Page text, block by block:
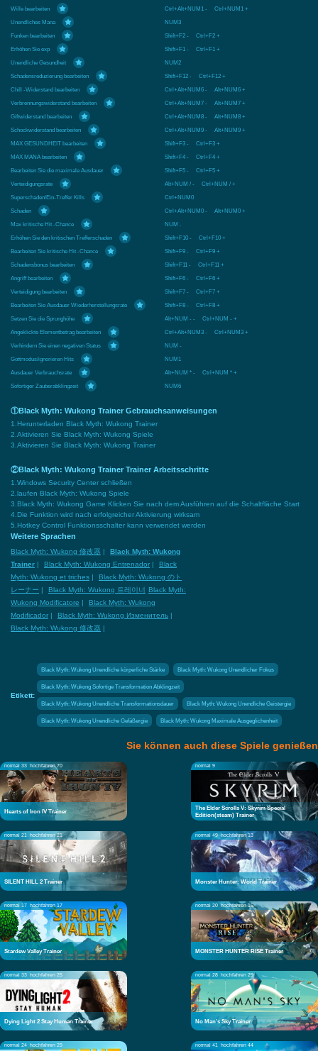
Wille bearbeiten
Ctrl+Alt+NUM1 - Ctrl+NUM1 +
Unendliches Mana
NUM3
Funken bearbeiten
Shift+F2 - Ctrl+F2 +
Erhöhen Sie exp
Shift+F1 - Ctrl+F1 +
Unendliche Gesundheit
NUM2
Schadensreduzierung bearbeiten
Shift+F12 - Ctrl+F12 +
Chill -Widerstand bearbeiten
Ctrl+Alt+NUM6 - Alt+NUM6 +
Verbrennungswiderstand bearbeiten
Ctrl+Alt+NUM7 - Alt+NUM7 +
Giftwiderstand bearbeiten
Ctrl+Alt+NUM8 - Alt+NUM8 +
Schockwiderstand bearbeiten
Ctrl+Alt+NUM9 - Alt+NUM9 +
MAX GESUNDHEIT bearbeiten
Shift+F3 - Ctrl+F3 +
MAX MANA bearbeiten
Shift+F4 - Ctrl+F4 +
Bearbeiten Sie die maximale Ausdauer
Shift+F5 - Ctrl+F5 +
Verteidigungsrate
Alt+NUM / - Ctrl+NUM / +
Superschaden/Ein-Treffer Kills
Ctrl+NUM0
Schaden
Ctrl+Alt+NUM0 - Alt+NUM0 +
Max kritische Hit -Chance
NUM .
Erhöhen Sie den kritischen Trefferschaden
Shift+F10 - Ctrl+F10 +
Bearbeiten Sie kritische Hit -Chance
Shift+F9 - Ctrl+F9 +
Schadensbonus bearbeiten
Shift+F11 - Ctrl+F11 +
Angriff bearbeiten
Shift+F6 - Ctrl+F6 +
Verteidigung bearbeiten
Shift+F7 - Ctrl+F7 +
Bearbeiten Sie Ausdauer Wiederherstellungsrate
Shift+F8 - Ctrl+F8 +
Setzen Sie die Sprunghöhe
Alt+NUM - - Ctrl+NUM - +
Angeklickte Elementbetrag bearbeiten
Ctrl+Alt+NUM3 - Ctrl+NUM3 +
Verhindern Sie einen negativen Status
NUM -
Gottmodus/ignorieren Hits
NUM1
Ausdauer Verbrauchsrate
Alt+NUM * - Ctrl+NUM * +
Sofortiger Zauberabklingzeit
NUM6
①Black Myth: Wukong Trainer Gebrauchsanweisungen
1.Herunterladen Black Myth: Wukong Trainer
2.Aktivieren Sie Black Myth: Wukong Spiele
3.Aktivieren Sie Black Myth: Wukong Trainer
②Black Myth: Wukong Trainer Trainer Arbeitsschritte
1.Windows Security Center schließen
2.laufen Black Myth: Wukong Spiele
3.Black Myth: Wukong Game Klicken Sie nach dem Ausführen auf die Schaltfläche Start
4.Die Funktion wird nach erfolgreicher Aktivierung wirksam
5.Hotkey Control Funktionsschalter kann verwendet werden
Weitere Sprachen
Black Myth: Wukong 修改器 |
Black Myth: Wukong
Trainer | Black Myth: Wukong Entrenador |
Black
Myth: Wukong et triches |
Black Myth: Wukong のト
レーナー | Black Myth: Wukong 트레이너 Black Myth:
Wukong Modificatore |
Black Myth: Wukong
Modificador | Black Myth: Wukong Изменитель |
Black Myth: Wukong 修改器 |
Etikett:
Black Myth: Wukong Unendliche körperliche Stärke Black Myth: Wukong Unendlicher Fokus
Black Myth: Wukong Sofortige Transformation Abklingzeit
Black Myth: Wukong Unendliche Transformationsdauer Black Myth: Wukong Unendliche Geistergie
Black Myth: Wukong Unendliche Gefäßergie Black Myth: Wukong Maximale Ausgeglichenheit
Sie können auch diese Spiele genießen
normal 33 hochfahren 70
Hearts of Iron IV Trainer
normal 9
The Elder Scrolls V: Skyrim Special
Edition(steam) Trainer
normal 21 hochfahren 21
SILENT HILL 2 Trainer
normal 49 hochfahren 13
Monster Hunter: World Trainer
normal 17 hochfahren 17
Stardew Valley Trainer
normal 20 hochfahren 15
MONSTER HUNTER RISE Trainer
normal 33 hochfahren 25
Dying Light 2 Stay Human Trainer
normal 28 hochfahren 29
No Man's Sky Trainer
normal 24 hochfahren 29 normal 41 hochfahren 44